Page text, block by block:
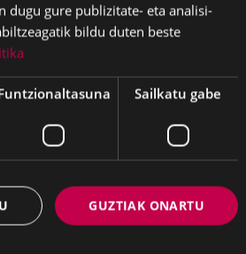
SPANISH
dugu gure publizitate- eta analisi-
bildu duten beste
Sailkatu gabe
GUZTIAK ONARTU